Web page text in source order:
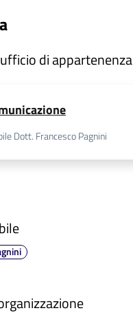
di appartenenza
Dott. Francesco Pagnini